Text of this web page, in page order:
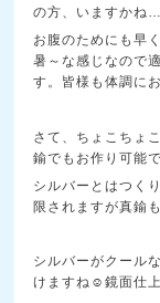
の方、いますかね
お腹のためにも早
暑～な感じなので
す。皆様も体調に
さて、ちょこちょ
鍮でもお作り可能
シルバーとはつく
限されますが真鍮
シルバーがクール
けますね☺️鏡面仕